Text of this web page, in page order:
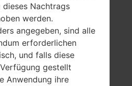
dieses Nachtrags
werden.
angegeben, sind alle
erforderlichen
und falls diese
gestellt
Anwendung ihre